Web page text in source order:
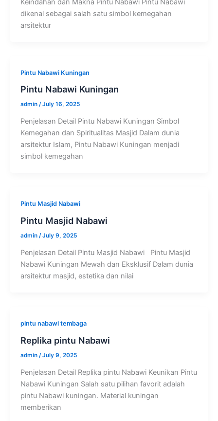
Keindahan dan Makna Pintu Nabawi Pintu Nabawi
dikenal sebagai salah satu simbol kemegahan
arsitektur
Pintu Nabawi Kuningan
Pintu Nabawi Kuningan
admin /July 16, 2025
Penjelasan Detail Pintu Nabawi Kuningan Simbol
Kemegahan dan Spiritualitas Masjid Dalam dunia
arsitektur Islam, Pintu Nabawi Kuningan menjadi
simbol kemegahan
Pintu Masjid Nabawi
Pintu Masjid Nabawi
admin /July 9, 2025
Penjelasan Detail Pintu Masjid Nabawi Pintu Masjid
Nabawi Kuningan Mewah dan Eksklusif Dalam dunia
arsitektur masjid, estetika dan nilai
pintu nabawi tembaga
Replika pintu Nabawi
admin /July 9, 2025
Penjelasan Detail Replika pintu Nabawi Keunikan Pintu
Nabawi Kuningan Salah satu pilihan favorit adalah
pintu Nabawi kuningan. Material kuningan
memberikan